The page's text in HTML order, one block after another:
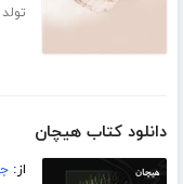
تولد
دانلود کتاب هیچان
از: